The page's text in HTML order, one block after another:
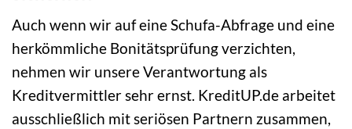
Auch wenn wir auf eine Schufa-Abfrage und eine
herkömmliche Bonitätsprüfung verzichten,
nehmen wir unsere Verantwortung als
Kreditvermittler sehr ernst. KreditUP.de arbeitet
ausschließlich mit seriösen Partnern zusammen,